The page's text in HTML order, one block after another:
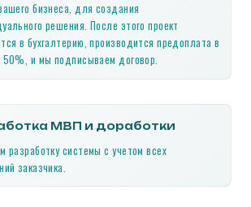
бизнеса, для создания
решения. После этого проект
в бухгалтерию, производится предоплата в
50%, и мы подписываем договор.
МВП и доработки
разработку системы с учетом всех
заказчика.